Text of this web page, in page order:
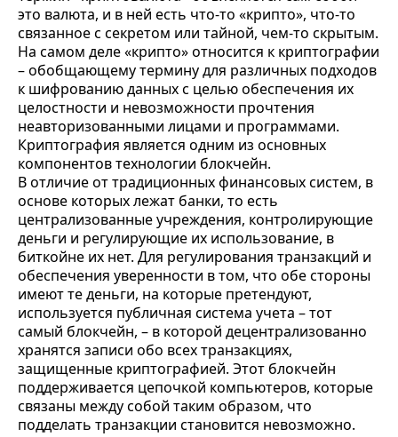
это валюта, и в ней есть что-то «крипто», что-то
связанное с секретом или тайной, чем-то скрытым.
На самом деле «крипто» относится к криптографии
– обобщающему термину для различных подходов
к шифрованию данных с целью обеспечения их
целостности и невозможности прочтения
неавторизованными лицами и программами.
Криптография является одним из основных
компонентов технологии блокчейн.
В отличие от традиционных финансовых систем, в
основе которых лежат банки, то есть
централизованные учреждения, контролирующие
деньги и регулирующие их использование, в
биткойне их нет. Для регулирования транзакций и
обеспечения уверенности в том, что обе стороны
имеют те деньги, на которые претендуют,
используется публичная система учета – тот
самый блокчейн, – в которой децентрализованно
хранятся записи обо всех транзакциях,
защищенные криптографией. Этот блокчейн
поддерживается цепочкой компьютеров, которые
связаны между собой таким образом, что
подделать транзакции становится невозможно.